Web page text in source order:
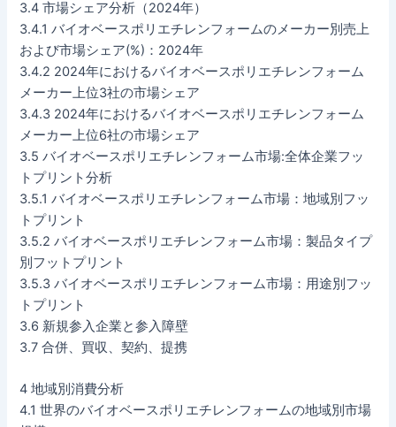
3.4 市場シェア分析（2024年）
3.4.1 バイオベースポリエチレンフォームのメーカー別売上
および市場シェア(%)：2024年
3.4.2 2024年におけるバイオベースポリエチレンフォーム
メーカー上位3社の市場シェア
3.4.3 2024年におけるバイオベースポリエチレンフォーム
メーカー上位6社の市場シェア
3.5 バイオベースポリエチレンフォーム市場:全体企業フッ
トプリント分析
3.5.1 バイオベースポリエチレンフォーム市場：地域別フッ
トプリント
3.5.2 バイオベースポリエチレンフォーム市場：製品タイプ
別フットプリント
3.5.3 バイオベースポリエチレンフォーム市場：用途別フッ
トプリント
3.6 新規参入企業と参入障壁
3.7 合併、買収、契約、提携
4 地域別消費分析
4.1 世界のバイオベースポリエチレンフォームの地域別市場